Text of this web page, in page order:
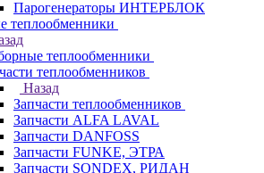
Парогенераторы ИНТЕРБЛОК
теплообменники
теплообменники
теплообменников
Назад
Запчасти теплообменников
Запчасти ALFA LAVAL
Запчасти DANFOSS
Запчасти FUNKE, ЭТРА
Запчасти SONDEX, РИДАН